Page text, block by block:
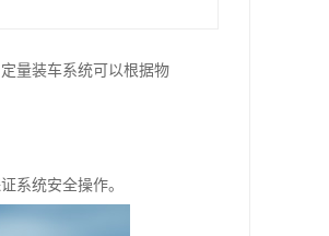
量装车系统可以根据物
系统安全操作。